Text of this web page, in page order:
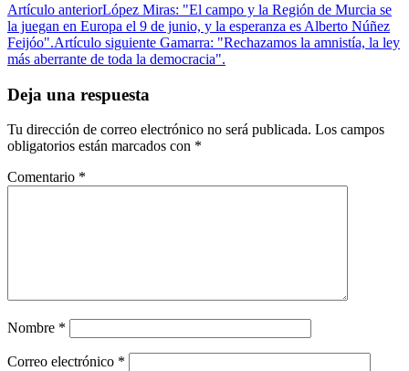
Artículo anteriorLópez Miras: "El campo y la Región de Murcia se
la juegan en Europa el 9 de junio, y la esperanza es Alberto Núñez
Feijóo".Artículo siguiente Gamarra: "Rechazamos la amnistía, la ley
más aberrante de toda la democracia".
Deja una respuesta
Tu dirección de correo electrónico no será publicada. Los campos
obligatorios están marcados con *
Comentario *
Nombre *
Correo electrónico *